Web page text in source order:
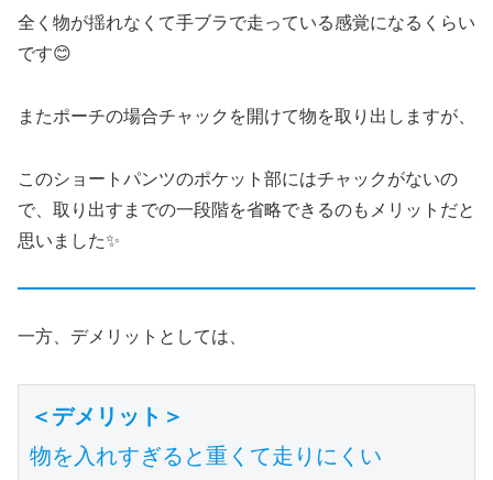
全く物が揺れなくて手ブラで走っている感覚になるくらい
です😊
またポーチの場合チャックを開けて物を取り出しますが、
このショートパンツのポケット部にはチャックがないの
で、取り出すまでの一段階を省略できるのもメリットだと
思いました✨
一方、デメリットとしては、
＜デメリット＞
物を入れすぎると重くて走りにくい